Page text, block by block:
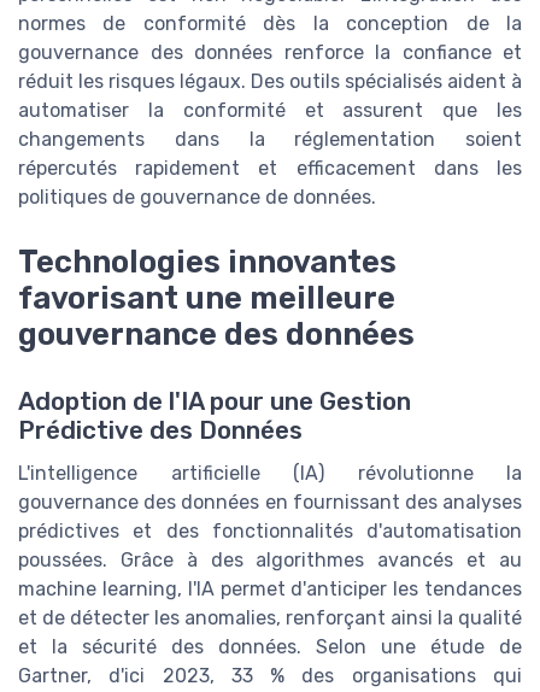
normes de conformité dès la conception de la
gouvernance des données renforce la confiance et
réduit les risques légaux. Des outils spécialisés aident à
automatiser la conformité et assurent que les
changements dans la réglementation soient
répercutés rapidement et efficacement dans les
politiques de gouvernance de données.
Technologies innovantes
favorisant une meilleure
gouvernance des données
Adoption de l'IA pour une Gestion
Prédictive des Données
L'intelligence artificielle (IA) révolutionne la
gouvernance des données en fournissant des analyses
prédictives et des fonctionnalités d'automatisation
poussées. Grâce à des algorithmes avancés et au
machine learning, l'IA permet d'anticiper les tendances
et de détecter les anomalies, renforçant ainsi la qualité
et la sécurité des données. Selon une étude de
Gartner, d'ici 2023, 33 % des organisations qui